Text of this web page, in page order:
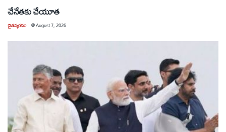
చేనేతకు చేయూత
చైతన్యరధం @August 7, 2026